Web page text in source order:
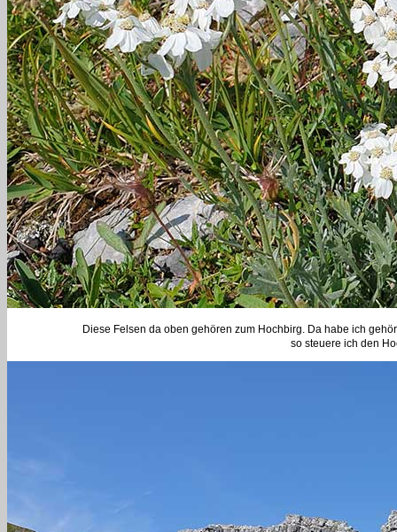
Diese Felsen da oben gehören zum Hochbirg. Da habe ich
so steuere ich den